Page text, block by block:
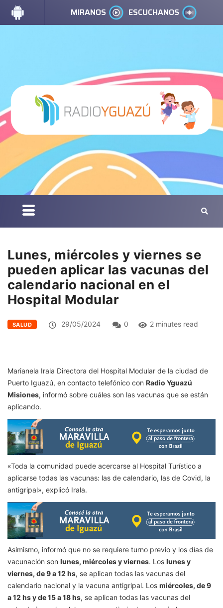
MIRANOS ESCUCHANOS
Lunes, miércoles y viernes se
pueden aplicar las vacunas del
calendario nacional en el
Hospital Modular
SALUD 29/05/2024 0 2 minutes read
Marianela Irala Directora del Hospital Modular de la ciudad de
Puerto Iguazú, en contacto telefónico con Radio Yguazú
Misiones, informó sobre cuáles son las vacunas que se están
aplicando.
«Toda la comunidad puede acercarse al Hospital Turístico a
aplicarse todas las vacunas: las de calendario, las de Covid, la
antigripal», explicó Irala.
Asimismo, informó que no se requiere turno previo y los días de
vacunación son lunes, miércoles y viernes. Los lunes y
viernes, de 9 a 12 hs, se aplican todas las vacunas del
calendario nacional y la vacuna antigripal. Los miércoles, de 9
a 12 hs y de 15 a 18 hs, se aplican todas las vacunas del